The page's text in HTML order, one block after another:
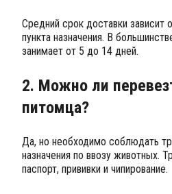
Средний срок доставки зависит
пункта назначения. В
занимает от 5 до 14 дней.
2. Можно ли
питомца?
Да, но необходимо соблюдать
назначения по ввозу животных.
паспорт, прививки и чипирование.